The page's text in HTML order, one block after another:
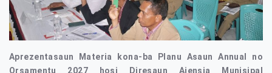
Aprezentasaun Materia kona-ba Planu Asaun Annual no
Orsamentu 2027 hosi Diresaun Ajensia Munisipal